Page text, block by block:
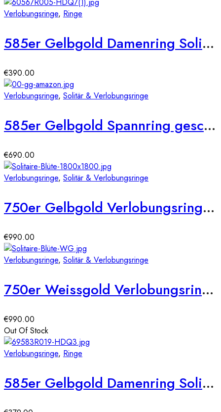
Verlobungsringe, Ringe
585er Gelbgold Damenring Solitair mit Zirkonia Gr. 54
€390.00
Verlobungsringe, Solitär & Verlobungsringe
585er Gelbgold Spannring geschwungen mit Diamant 0,10 ct.
€690.00
Verlobungsringe, Solitär & Verlobungsringe
750er Gelbgold Verlobungsring 6er Krappe Blütenform ca. 0,36 ct. Illusion Diamant
€990.00
Verlobungsringe, Solitär & Verlobungsringe
750er Weissgold Verlobungsring 6er Krappe Blütenform ca. 0,36 ct. Illusion Diamant
€990.00
Out Of Stock
Verlobungsringe, Ringe
585er Gelbgold Damenring Solitair mit Zirkonia Cushion Gr. 54